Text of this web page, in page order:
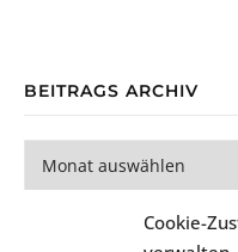
Cookie-
BEITRAGS ARCHIV
Beitrags Archiv